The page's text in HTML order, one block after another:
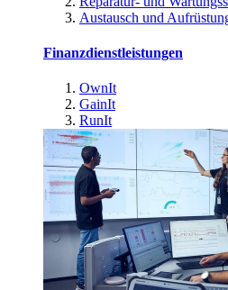
Austausch und
Finanzdienstleistungen
OwnIt
GainIt
RunIt